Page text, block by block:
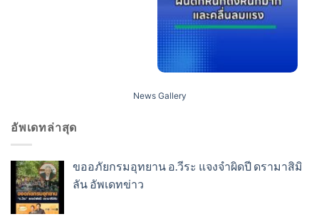
News Gallery
อัพเดทล่าสุด
ขออภัยกรมอุทยาน อ.วีระ แจงจำผิดปี ดรามาสิมิ
ลัน อัพเดทข่าว